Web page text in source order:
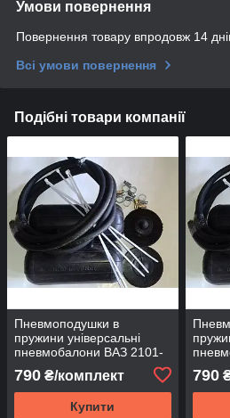
Умови повернення
Повернення товару впродовж 14
Всі умови повернення
Подібні товари компанії
Пневмоподушки в
пружини універсальні
пневмобалони ВАЗ 2101-
790 ₴/комплект
Купити
790